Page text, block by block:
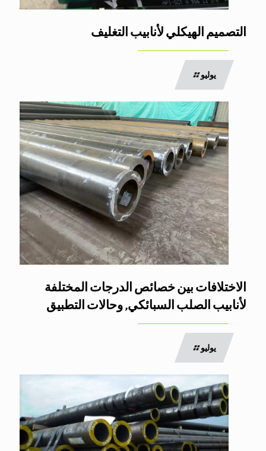
التصميم الهيكلي لأنابيب التغليف
يوليو
الاختلافات بين خصائص الدرجات المختلفة
لأنابيب الصلب السبائكي, وحالات التطبيق
يوليو